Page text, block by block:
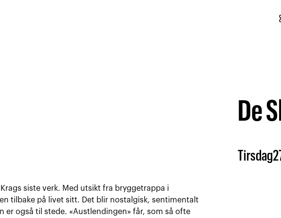
De
Tirsdag
siste verk. Med utsikt fra bryggetrappa i
tilbake på livet sitt. Det blir nostalgisk, sentimentalt
er også til stede. «Austlendingen» får, som så ofte